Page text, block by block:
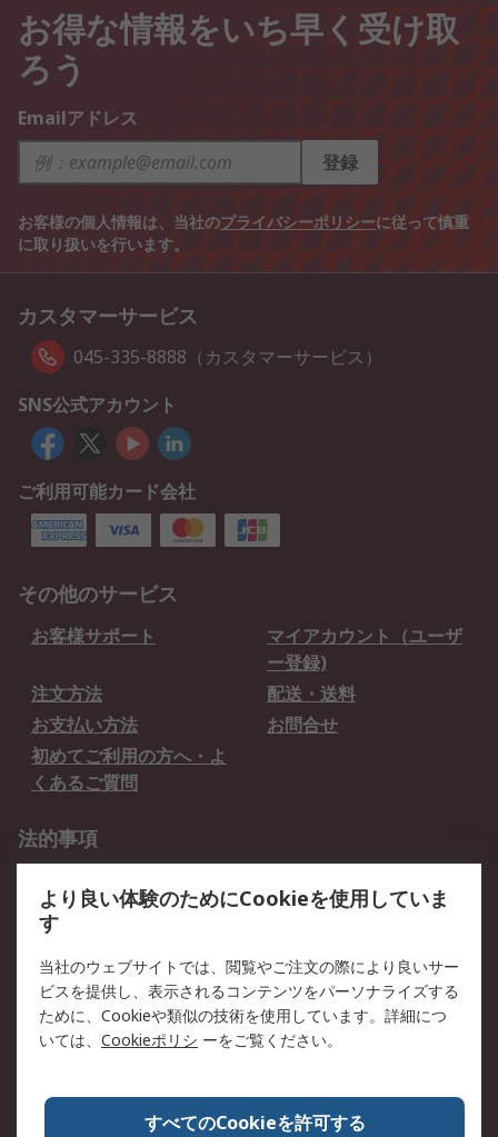
お得な情報をいち早く受け取
ろう
Emailアドレス
登録
お客様の個人情報は、当社のプライバシーポリシーに従って慎重
に取り扱いを行います。
カスタマーサービス
045-335-8888（カスタマーサービス）
SNS公式アカウント
ご利用可能カード会社
その他のサービス
お客様サポート
マイアカウント（ユーザ
ー登録)
注文方法
配送・送料
お支払い方法
お問合せ
初めてご利用の方へ・よ
くあるご質問
法的事項
クッキーポリシー
RSについて
会社概要
採用情報
プレスリリース＆お知ら
コーポレートサイト
全世界のRS
RSの歴史
ESGへの取り組み（英語）
認証について
より良い体験のためにCookieを使用していま
す
当社のウェブサイトでは、閲覧やご注文の際により良いサー
ビスを提供し、表示されるコンテンツをパーソナライズする
ために、Cookieや類似の技術を使用しています。詳細につ
いては、 Cookieポリシ ーをご覧ください。
すべてのCookieを許可する